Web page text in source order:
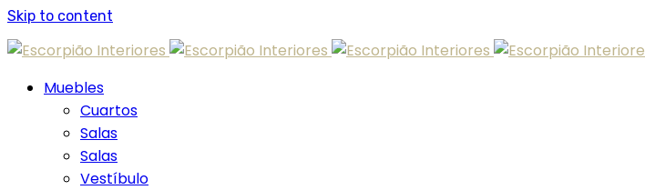
Skip to content
Muebles
Cuartos
Salas
Salas
Vestíbulo